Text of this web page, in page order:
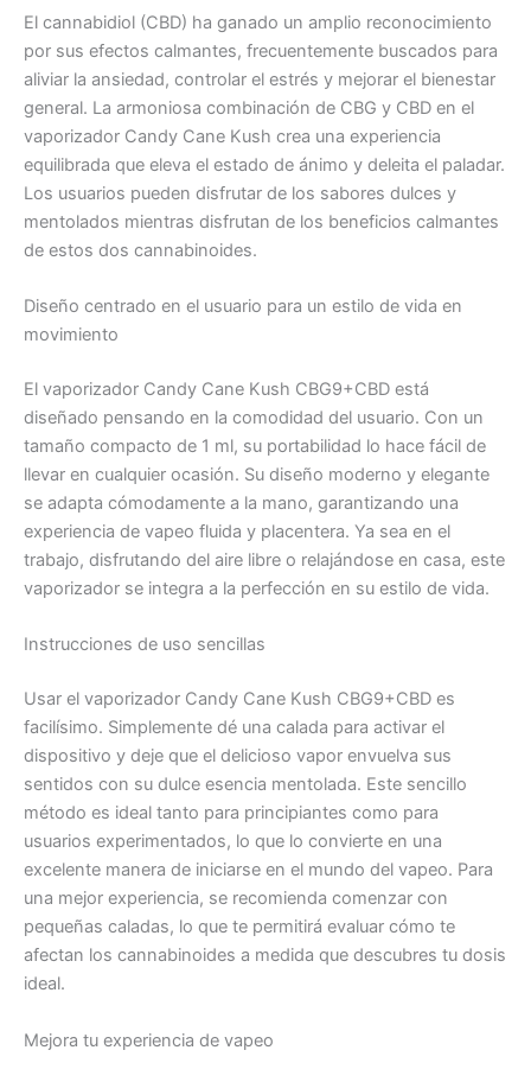
El cannabidiol (CBD) ha ganado un amplio reconocimiento
por sus efectos calmantes, frecuentemente buscados para
aliviar la ansiedad, controlar el estrés y mejorar el bienestar
general. La armoniosa combinación de CBG y CBD en el
vaporizador Candy Cane Kush crea una experiencia
equilibrada que eleva el estado de ánimo y deleita el paladar.
Los usuarios pueden disfrutar de los sabores dulces y
mentolados mientras disfrutan de los beneficios calmantes
de estos dos cannabinoides.
Diseño centrado en el usuario para un estilo de vida en
movimiento
El vaporizador Candy Cane Kush CBG9+CBD está
diseñado pensando en la comodidad del usuario. Con un
tamaño compacto de 1 ml, su portabilidad lo hace fácil de
llevar en cualquier ocasión. Su diseño moderno y elegante
se adapta cómodamente a la mano, garantizando una
experiencia de vapeo fluida y placentera. Ya sea en el
trabajo, disfrutando del aire libre o relajándose en casa, este
vaporizador se integra a la perfección en su estilo de vida.
Instrucciones de uso sencillas
Usar el vaporizador Candy Cane Kush CBG9+CBD es
facilísimo. Simplemente dé una calada para activar el
dispositivo y deje que el delicioso vapor envuelva sus
sentidos con su dulce esencia mentolada. Este sencillo
método es ideal tanto para principiantes como para
usuarios experimentados, lo que lo convierte en una
excelente manera de iniciarse en el mundo del vapeo. Para
una mejor experiencia, se recomienda comenzar con
pequeñas caladas, lo que te permitirá evaluar cómo te
afectan los cannabinoides a medida que descubres tu dosis
ideal.
Mejora tu experiencia de vapeo